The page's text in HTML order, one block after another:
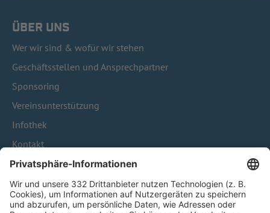
ÜBER UNS
Wer wir sind & wofür wir stehen
Geschäftsstellen und Ansprechpartner
Sponsoring
Vereinsunterstützung
Infothek
Kontakt
HÄUFIG BESUCHTE SEITEN
Pässe und Vereinswechsel